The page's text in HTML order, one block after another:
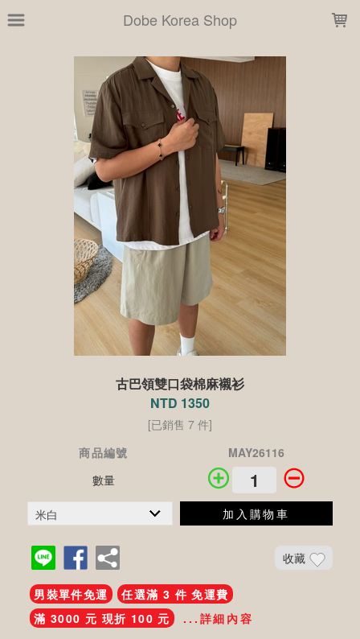
Dobe Korea Shop
古巴領雙口袋棉麻襯衫
NTD 1350
[已銷售 7 件]
商品編號
MAY26116
數量
加入購物車
收藏
男裝單件免運
任選滿 3 件 免運費
滿 3000 元 現折 100 元
...詳細內容